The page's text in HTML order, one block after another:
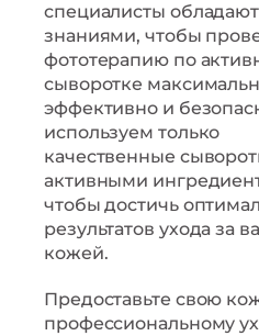
специалисты
знаниями, чтобы
фототерапию по
сыворотке
эффективно и
используем только
качественные
активными
чтобы достичь
результатов ухода за
кожей.
Предоставьте свою
профессиональному